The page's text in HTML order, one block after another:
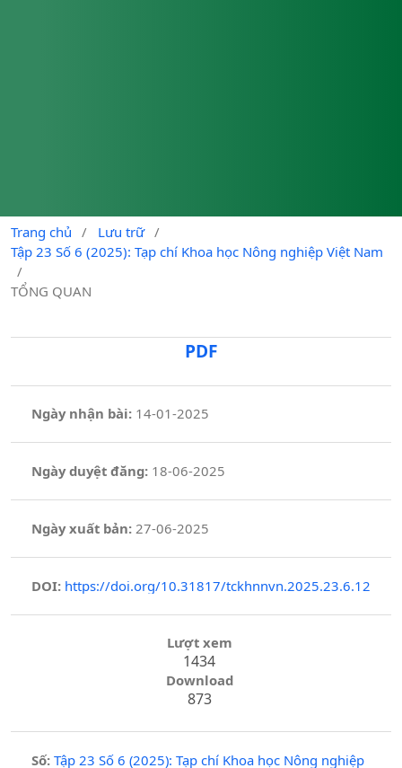
Trang chủ / Lưu trữ /
Tập 23 Số 6 (2025): Tạp chí Khoa học Nông nghiệp Việt Nam
/
TỔNG QUAN
PDF
Ngày nhận bài: 14-01-2025
Ngày duyệt đăng:18-06-2025
Ngày xuất bản: 27-06-2025
DOI: https://doi.org/10.31817/tckhnnvn.2025.23.6.12
Lượt xem
1434
Download
873
Số: Tập 23 Số 6 (2025): Tạp chí Khoa học Nông nghiệp